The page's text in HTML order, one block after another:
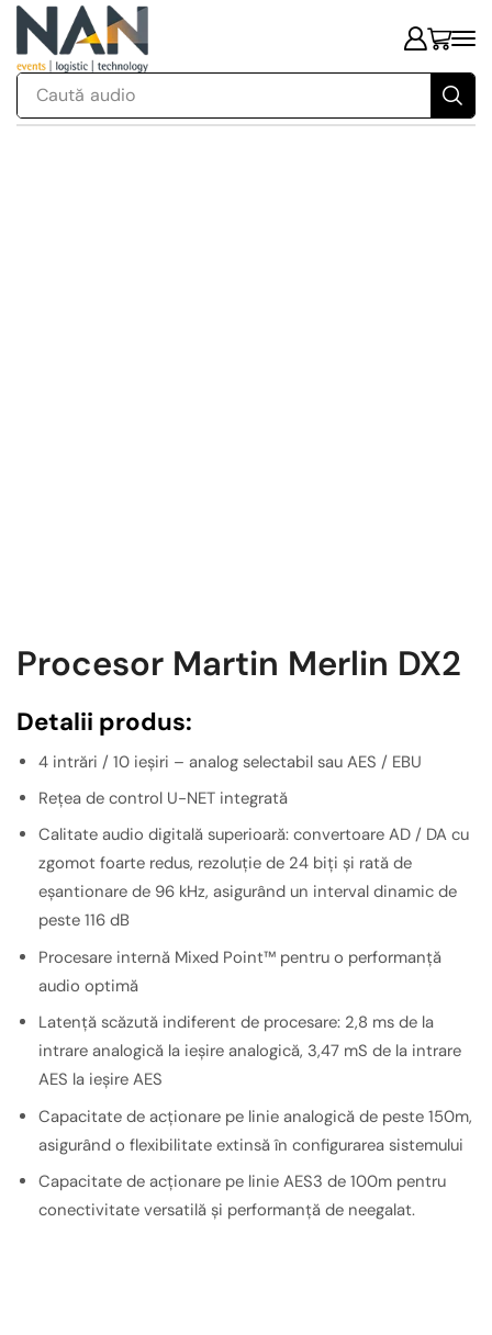
Caută audio
Procesor Martin Merlin DX2
Detalii produs:
4 intrări / 10 ieșiri – analog selectabil sau AES / EBU
Rețea de control U-NET integrată
Calitate audio digitală superioară: convertoare AD / DA cu
zgomot foarte redus, rezoluție de 24 biți și rată de
eșantionare de 96 kHz, asigurând un interval dinamic de
peste 116 dB
Procesare internă Mixed Point™ pentru o performanță
audio optimă
Latență scăzută indiferent de procesare: 2,8 ms de la
intrare analogică la ieșire analogică, 3,47 mS de la intrare
AES la ieșire AES
Capacitate de acționare pe linie analogică de peste 150m,
asigurând o flexibilitate extinsă în configurarea sistemului
Capacitate de acționare pe linie AES3 de 100m pentru
conectivitate versatilă și performanță de neegalat.